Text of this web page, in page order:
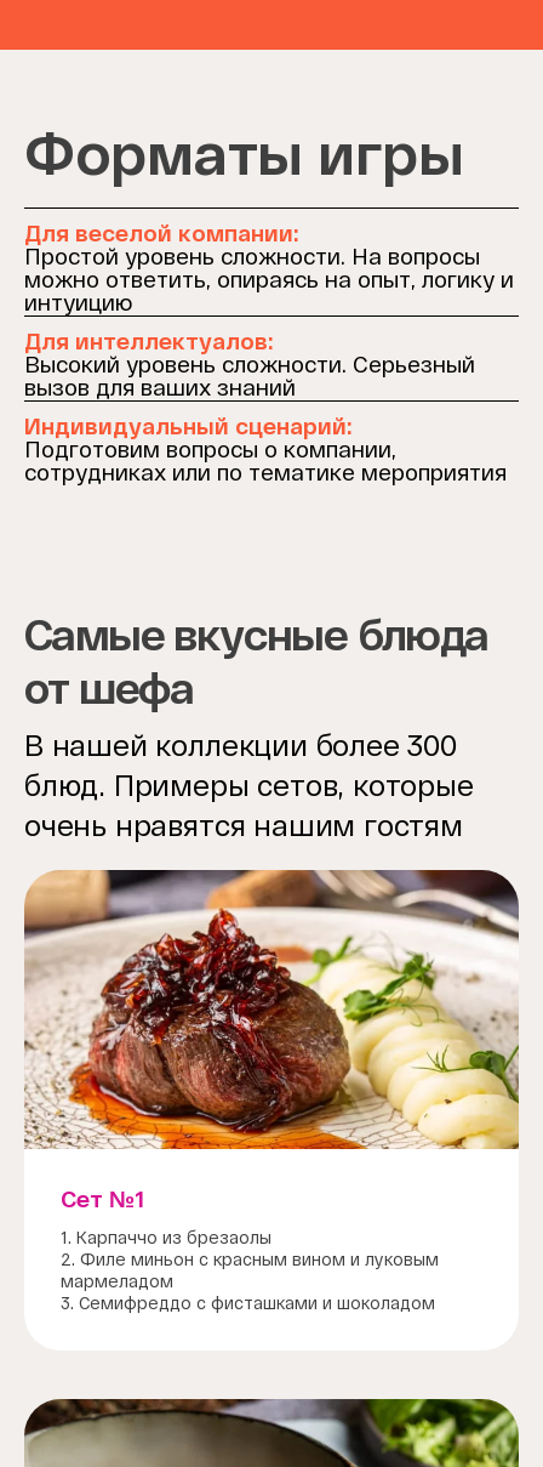
Форматы игры
Для веселой компании:
Простой уровень сложности. На вопросы
можно ответить, опираясь на опыт, логику и
интуицию
Для интеллектуалов:
Высокий уровень сложности. Серьезный
вызов для ваших знаний
Индивидуальный сценарий:
Подготовим вопросы о компании,
сотрудниках или по тематике мероприятия
Самые вкусные блюда
от шефа
В нашей коллекции более 300
блюд. Примеры сетов, которые
очень нравятся нашим гостям
Сет №1
1. Карпаччо из брезаолы
2. Филе миньон с красным вином и луковым
мармеладом
3. Семифреддо с фисташками и шоколадом